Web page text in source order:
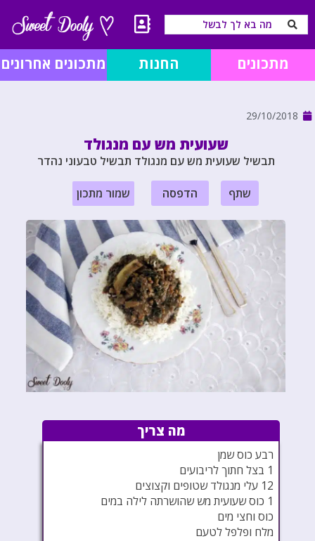
מתכונים החנות מתכונים אחרונים
29/10/2018
שעועית מש עם מנגולד
תבשיל שעועית מש עם מנגולד תבשיל טבעוני נהדר
שתף הדפסה שמור מתכון
מה צריך
רבע כוס שמן
1 בצל חתוך לריבועים
12 עלי מנגולד שטופים וקצוצים
1 כוס שעועית מש שהושרתה לילה במים
כוס וחצי מים
מלח ופלפל לטעם